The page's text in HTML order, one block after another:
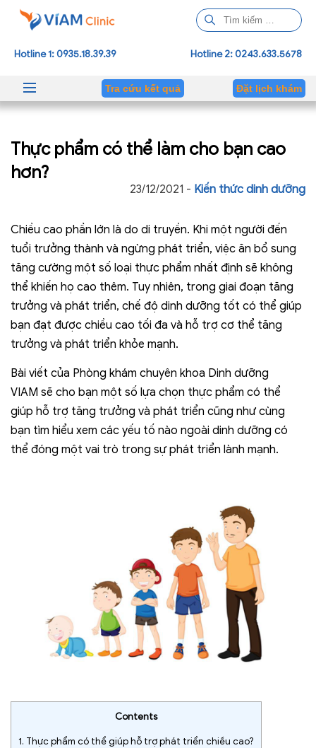
ì
m
h
Hotline 1: 0935.18.39.39 Hotline 2: 0243.633.5678
Tra cứu kết quả Đặt lịch khám
Thực phẩm có thể làm cho bạn cao
hơn?
23/12/2021 - Kiến thức dinh dưỡng
Chiều cao phần lớn là do di truyền. Khi một người đến
tuổi trưởng thành và ngừng phát triển, việc ăn bổ sung
tăng cường một số loại thực phẩm nhất định sẽ không
thể khiến họ cao thêm. Tuy nhiên, trong giai đoạn tăng
trưởng và phát triển, chế độ dinh dưỡng tốt có thể giúp
bạn đạt được chiều cao tối đa và hỗ trợ cơ thể tăng
trưởng và phát triển khỏe mạnh.
Bài viết của Phòng khám chuyên khoa Dinh dưỡng
VIAM sẽ cho bạn một số lựa chọn thực phẩm có thể
giúp hỗ trợ tăng trưởng và phát triển cũng như cùng
bạn tìm hiểu xem các yếu tố nào ngoài dinh dưỡng có
thể đóng một vai trò trong sự phát triển lành mạnh.
Contents
1. Thực phẩm có thể giúp hỗ trợ phát triển chiều cao?